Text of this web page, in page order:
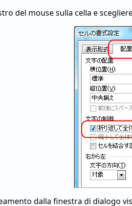
del mouse sulla cella e
dalla finestra di dialogo